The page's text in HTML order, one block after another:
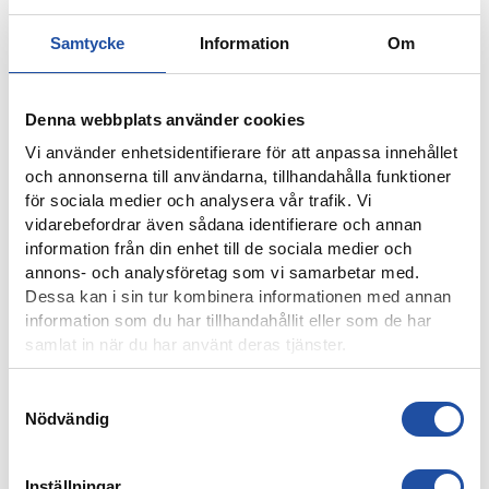
Samtycke Information Om
Denna webbplats använder cookies
Vi använder enhetsidentifierare för att anpassa innehållet
och annonserna till användarna, tillhandahålla funktioner
för sociala medier och analysera vår trafik. Vi
vidarebefordrar även sådana identifierare och annan
information från din enhet till de sociala medier och
annons- och analysföretag som vi samarbetar med.
Dessa kan i sin tur kombinera informationen med annan
information som du har tillhandahållit eller som de har
samlat in när du har använt deras tjänster.
Nödvändig
NYHETER
8 AUGUSTI, 2026
IFK-TRUPPEN MOT IK BRAGE